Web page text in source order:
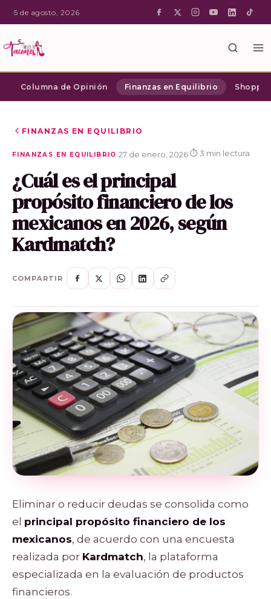
·5 de agosto, 2026
Columna de Opinión Finanzas en Equilibrio
FINANZAS EN EQUILIBRIO
FINANZAS EN EQUILIBRIO ·27 de enero, 2026·⏱ 3 min lectura
¿Cuál es el principal
propósito financiero de los
mexicanos en 2026, según
Kardmatch?
COMPARTIR
Eliminar o reducir deudas se consolida como
el principal propósito financiero de los
mexicanos, de acuerdo con una encuesta
realizada por Kardmatch, la plataforma
especializada en la evaluación de productos
financieros.